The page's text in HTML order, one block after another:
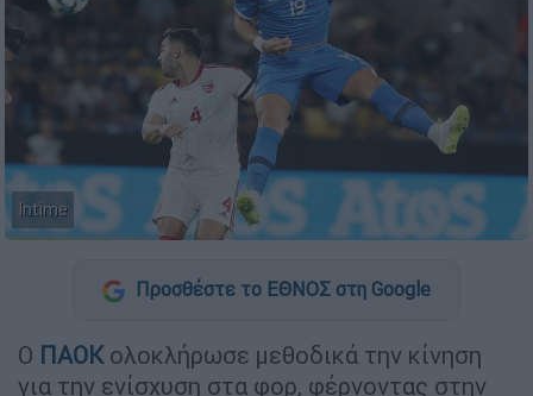
Intime
Προσθέστε το ΕΘΝΟΣ στη Google
Ο ΠΑΟΚολοκλήρωσε μεθοδικά την κίνηση
για την ενίσχυση στα φορ, φέρνοντας στην